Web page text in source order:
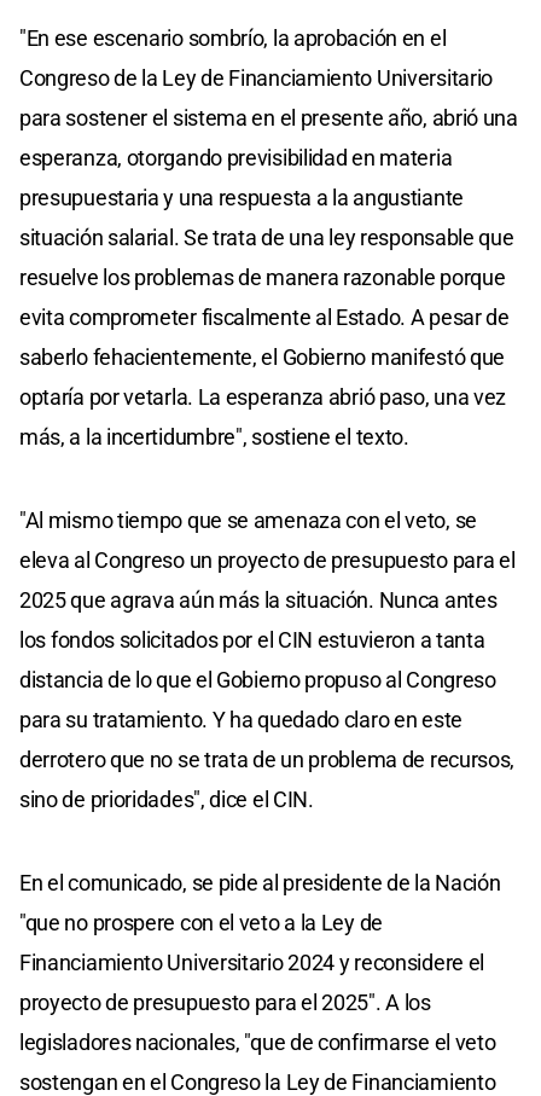
"En ese escenario sombrío, la aprobación en el
Congreso de la Ley de Financiamiento Universitario
para sostener el sistema en el presente año, abrió una
esperanza, otorgando previsibilidad en materia
presupuestaria y una respuesta a la angustiante
situación salarial. Se trata de una ley responsable que
resuelve los problemas de manera razonable porque
evita comprometer fiscalmente al Estado. A pesar de
saberlo fehacientemente, el Gobierno manifestó que
optaría por vetarla. La esperanza abrió paso, una vez
más, a la incertidumbre", sostiene el texto.
"Al mismo tiempo que se amenaza con el veto, se
eleva al Congreso un proyecto de presupuesto para el
2025 que agrava aún más la situación. Nunca antes
los fondos solicitados por el CIN estuvieron a tanta
distancia de lo que el Gobierno propuso al Congreso
para su tratamiento. Y ha quedado claro en este
derrotero que no se trata de un problema de recursos,
sino de prioridades", dice el CIN.
En el comunicado, se pide al presidente de la Nación
"que no prospere con el veto a la Ley de
Financiamiento Universitario 2024 y reconsidere el
proyecto de presupuesto para el 2025". A los
legisladores nacionales, "que de confirmarse el veto
sostengan en el Congreso la Ley de Financiamiento